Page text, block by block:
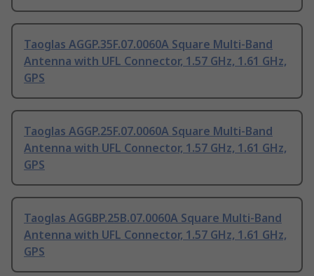
Taoglas AGGP.35F.07.0060A Square Multi-Band
Antenna with UFL Connector, 1.57 GHz, 1.61 GHz,
GPS
Taoglas AGGP.25F.07.0060A Square Multi-Band
Antenna with UFL Connector, 1.57 GHz, 1.61 GHz,
GPS
Taoglas AGGBP.25B.07.0060A Square Multi-Band
Antenna with UFL Connector, 1.57 GHz, 1.61 GHz,
GPS